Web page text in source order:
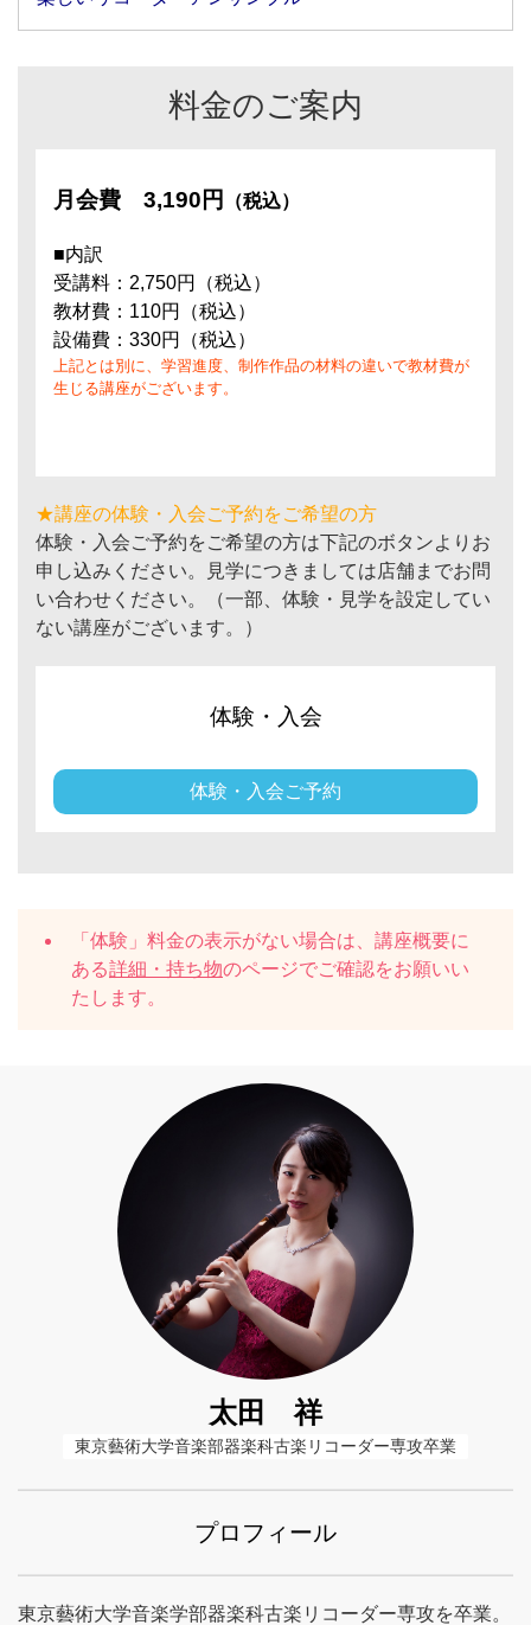
料金のご案内
月会費 3,190円 （税込）
■内訳
受講料：2,750円（税込）
教材費：110円（税込）
設備費：330円（税込）
上記とは別に、学習進度、制作作品の材料の違いで教材費が
生じる講座がございます。
★講座の体験・入会ご予約をご希望の方
体験・入会ご予約をご希望の方は下記のボタンよりお
申し込みください。見学につきましては店舗までお問
い合わせください。（一部、体験・見学を設定してい
ない講座がございます。）
体験・入会
体験・入会ご予約
「体験」料金の表示がない場合は、講座概要に
ある詳細・持ち物のページでご確認をお願いい
たします。
太田 祥
東京藝術大学音楽部器楽科古楽リコーダー専攻卒業
プロフィール
東京藝術大学音楽学部器楽科古楽リコーダー専攻を卒業。